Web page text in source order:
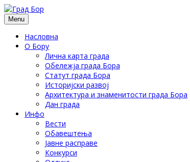
Menu
Насловна
О Бору
Лична карта града
Обележја града Бора
Статут града Бора
Историјски развој
Архитектура и знаменитости града Бора
Дан града
Инфо
Вести
Обавештења
Јавне расправе
Конкурси